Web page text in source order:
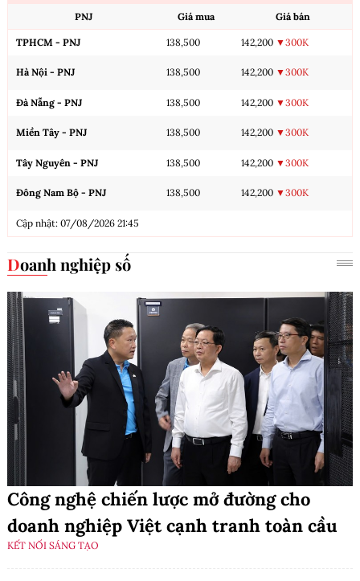
PNJ Giá mua Giá bán
TPHCM - PNJ 138,500 142,200 ▼300K
Hà Nội - PNJ 138,500 142,200 ▼300K
Đà Nẵng - PNJ 138,500 142,200 ▼300K
Miền Tây - PNJ 138,500 142,200 ▼300K
Tây Nguyên - PNJ 138,500 142,200 ▼300K
Đông Nam Bộ - PNJ 138,500 142,200 ▼300K
Cập nhật: 07/08/2026 21:45
Doanh nghiệp số
Công nghệ chiến lược mở đường cho
doanh nghiệp Việt cạnh tranh toàn cầu
KẾT NỐI SÁNG TẠO